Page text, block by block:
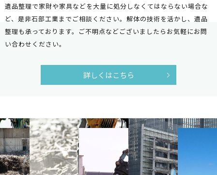
遺品整理で家財や家具などを大量に処分しなくてはならない場合な
ど、是非石部工業までご相談ください。解体の技術を活かし、遺品
整理も承っております。ご不明点などございましたらお気軽にお問
い合わせください。
詳しくはこちら